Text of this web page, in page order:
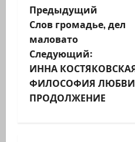
Н
а
в
и
Предыдущий
Слов громадье, дел
маловато
Следующий:
ИННА
ФИЛОСОФИЯ
ПРОДОЛЖЕНИЕ